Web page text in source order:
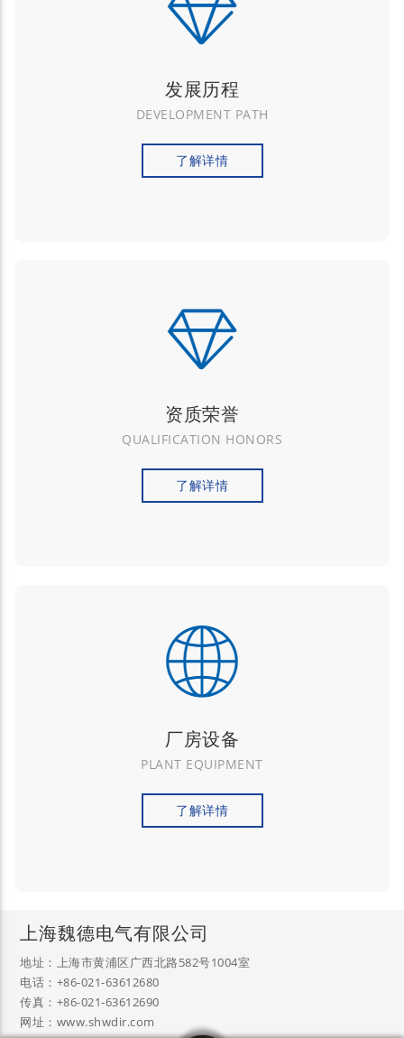
发展历程
DEVELOPMENT PATH
了解详情
资质荣誉
QUALIFICATION HONORS
了解详情
厂房设备
PLANT EQUIPMENT
了解详情
上海魏德电气有限公司
地址：上海市黄浦区广西北路582号1004室
电话：+86-021-63612680
传真：+86-021-63612690
网址：www.shwdir.com